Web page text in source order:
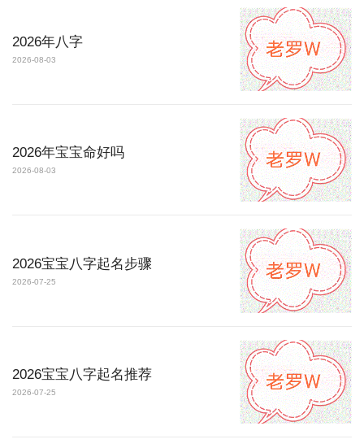
2026年八字
2026-08-03
2026年宝宝命好吗
2026-08-03
2026宝宝八字起名步骤
2026-07-25
2026宝宝八字起名推荐
2026-07-25